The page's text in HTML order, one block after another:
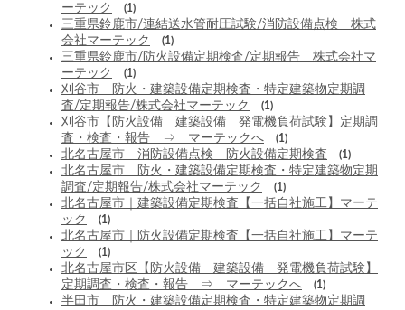
ーテック
(1)
三重県鈴鹿市/連結送水管耐圧試験/消防設備点検 株式
会社マーテック
(1)
三重県鈴鹿市/防火設備定期検査/定期報告 株式会社マ
ーテック
(1)
刈谷市 防火・建築設備定期検査・特定建築物定期調
査/定期報告/株式会社マーテック
(1)
刈谷市【防火設備 建築設備 発電機負荷試験】定期調
査・検査・報告 ⇒ マーテックへ
(1)
北名古屋市 消防設備点検 防火設備定期検査 (1)
北名古屋市 防火・建築設備定期検査・特定建築物定期
調査/定期報告/株式会社マーテック
(1)
北名古屋市｜建築設備定期検査【一括自社施工】マーテ
ック
(1)
北名古屋市｜防火設備定期検査【一括自社施工】マーテ
ック
(1)
北名古屋市区【防火設備 建築設備 発電機負荷試験】
定期調査・検査・報告 ⇒ マーテックへ
(1)
半田市 防火・建築設備定期検査・特定建築物定期調